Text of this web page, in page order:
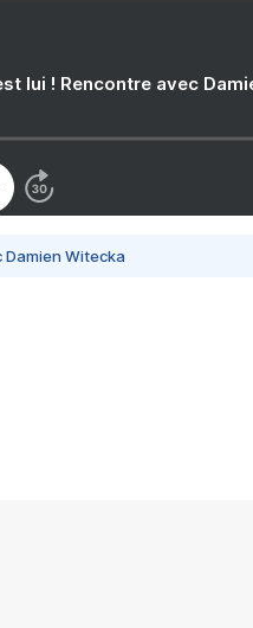
lui ! Rencontre avec
Damien Witecka